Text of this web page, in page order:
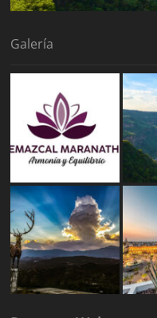
Galería